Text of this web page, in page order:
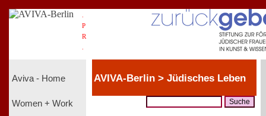
P
R
Aviva - Home
Women + Work
AVIVA-Berlin > Jüdisches Leben